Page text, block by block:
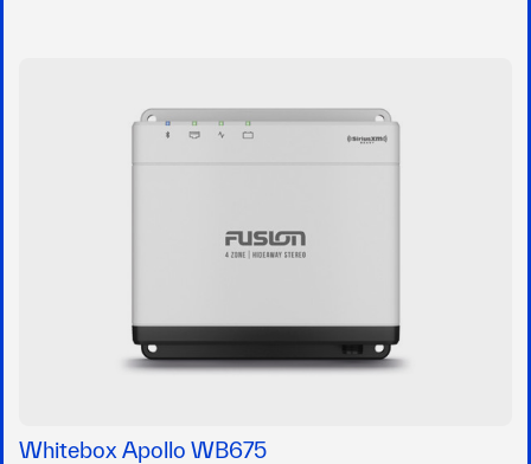
Whitebox Apollo WB675